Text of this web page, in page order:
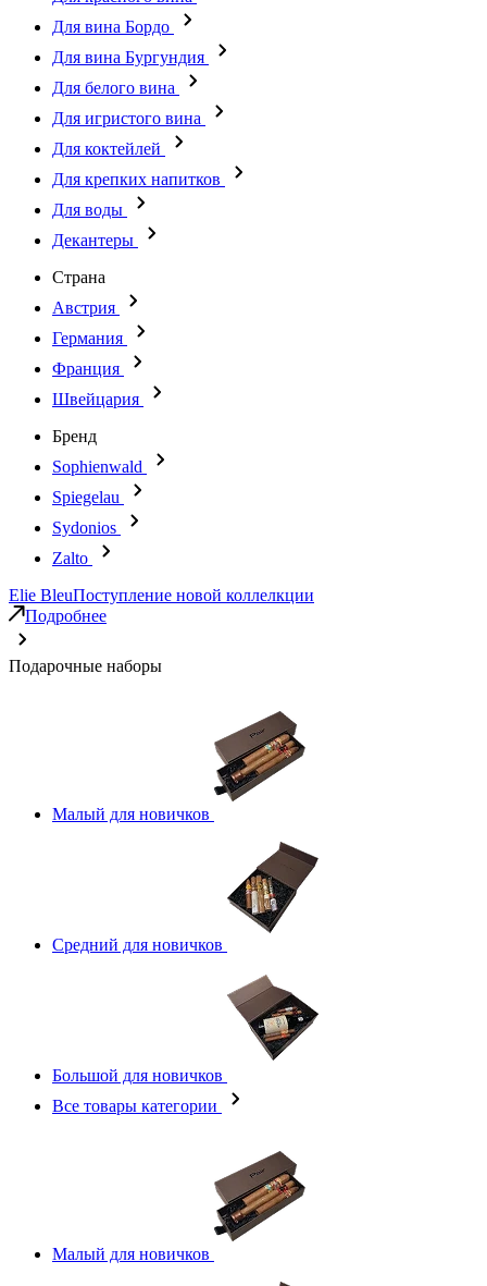
Для вина Бордо
Для вина Бургундия
Для белого вина
Для игристого вина
Для коктейлей
Для крепких напитков
Для воды
Декантеры
Страна
Австрия
Германия
Франция
Швейцария
Бренд
Sophienwald
Spiegelau
Sydonios
Zalto
Elie BleuПоступление новой коллелкции
Подробнее
Подарочные наборы
Малый для новичков
Средний для новичков
Большой для новичков
Все товары категории
Малый для новичков